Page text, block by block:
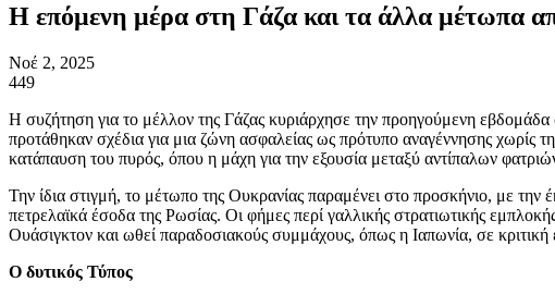
Η επόμενη μέρα στη Γάζα και τα άλλα μέτωπα
Νοέ 2, 2025
449
Η συζήτηση για το μέλλον της Γάζας κυριάρχησε την προηγούμενη εβδομάδα
προτάθηκαν σχέδια για μια ζώνη ασφαλείας ως πρότυπο αναγέννησης χωρίς
κατάπαυση του πυρός, όπου η μάχη για την εξουσία μεταξύ αντίπαλων
Την ίδια στιγμή, το μέτωπο της Ουκρανίας παραμένει στο προσκήνιο, με
πετρελαϊκά έσοδα της Ρωσίας. Οι φήμες περί γαλλικής στρατιωτικής
Ουάσιγκτον και ωθεί παραδοσιακούς συμμάχους, όπως η Ιαπωνία, σε
Ο δυτικός Τύπος